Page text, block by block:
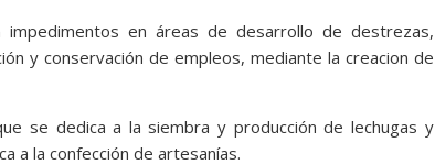
en áreas de desarrollo de destrezas,
y conservación de empleos, mediante la creacion de
se dedica a la siembra y producción de lechugas y
a la confección de artesanías.